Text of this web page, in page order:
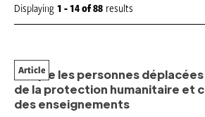
b
Displaying 1 - 14of88 results
Ce que les personnes
de la protection humanitaire et
des enseignements
Article